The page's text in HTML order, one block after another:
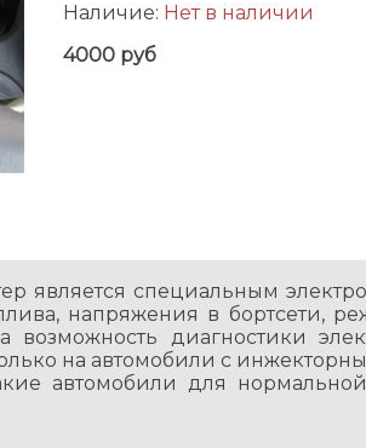
Наличие: Нет в наличии
4000 руб
является специальным
напряжения в бортсети,
возможность диагностики
на автомобили с
автомобили для